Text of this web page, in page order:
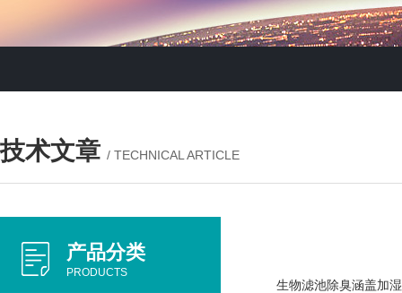
技术文章 / TECHNICAL ARTICLE
产品分类
PRODUCTS
生物滤池除臭涵盖加湿